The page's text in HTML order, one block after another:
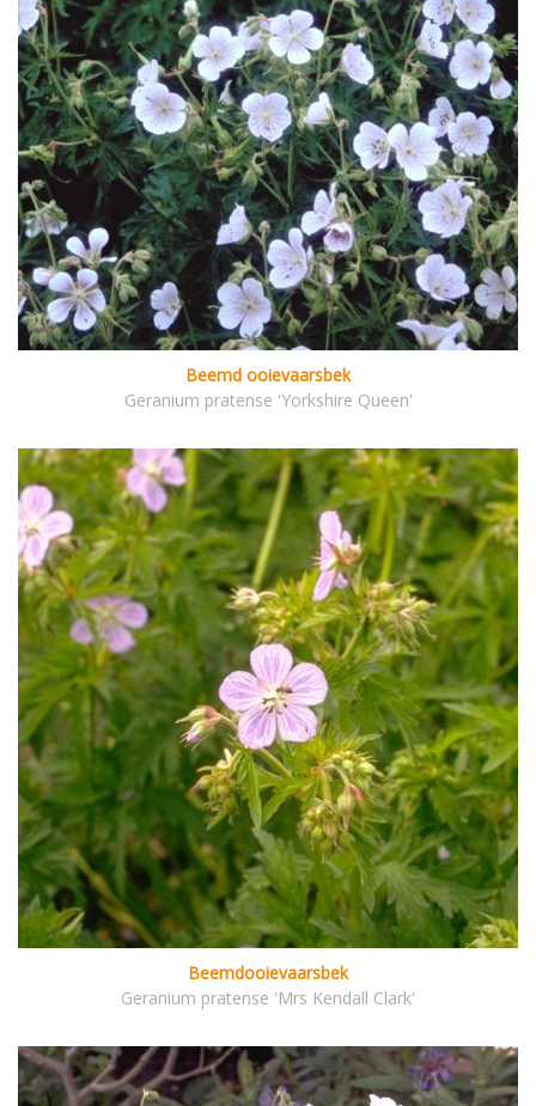
Beemd ooievaarsbek
Geranium pratense 'Yorkshire Queen'
Beemdooievaarsbek
Geranium pratense 'Mrs Kendall Clark'